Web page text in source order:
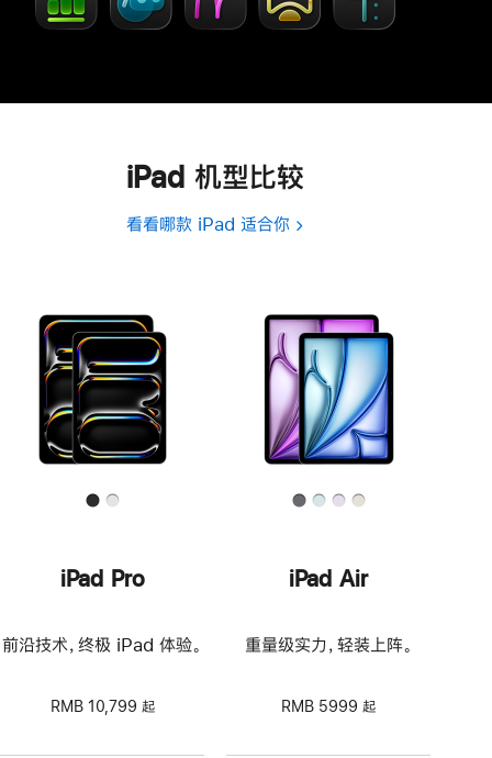
iPad 机型比较
看看哪款 iPad 适合你
iPad Pro
前沿技术，终极 iPad 体验。
RMB 10,799 起
iPad Air
重量级实力，轻装上阵。
RMB 5999 起